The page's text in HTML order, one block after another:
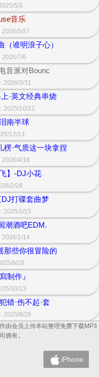
5/3
音乐
2026/5/27
（谁明浪子心）
2026/7/6
音派对Bounc
2026/3/31
·英文经典串烧
2025/10/22
南半球
12/13
·气质这一块拿捏
2026/4/18
】-DJ小花
2/28
打碟套曲梦
2025/1/15
潮酒吧EDM.
2026/1/14
那些你很冒险的
9/28
制作』
10/13
错·伤不起·套
2025/8/26
由会员上传本站整理免费下载MP3
拥有。
iPhone